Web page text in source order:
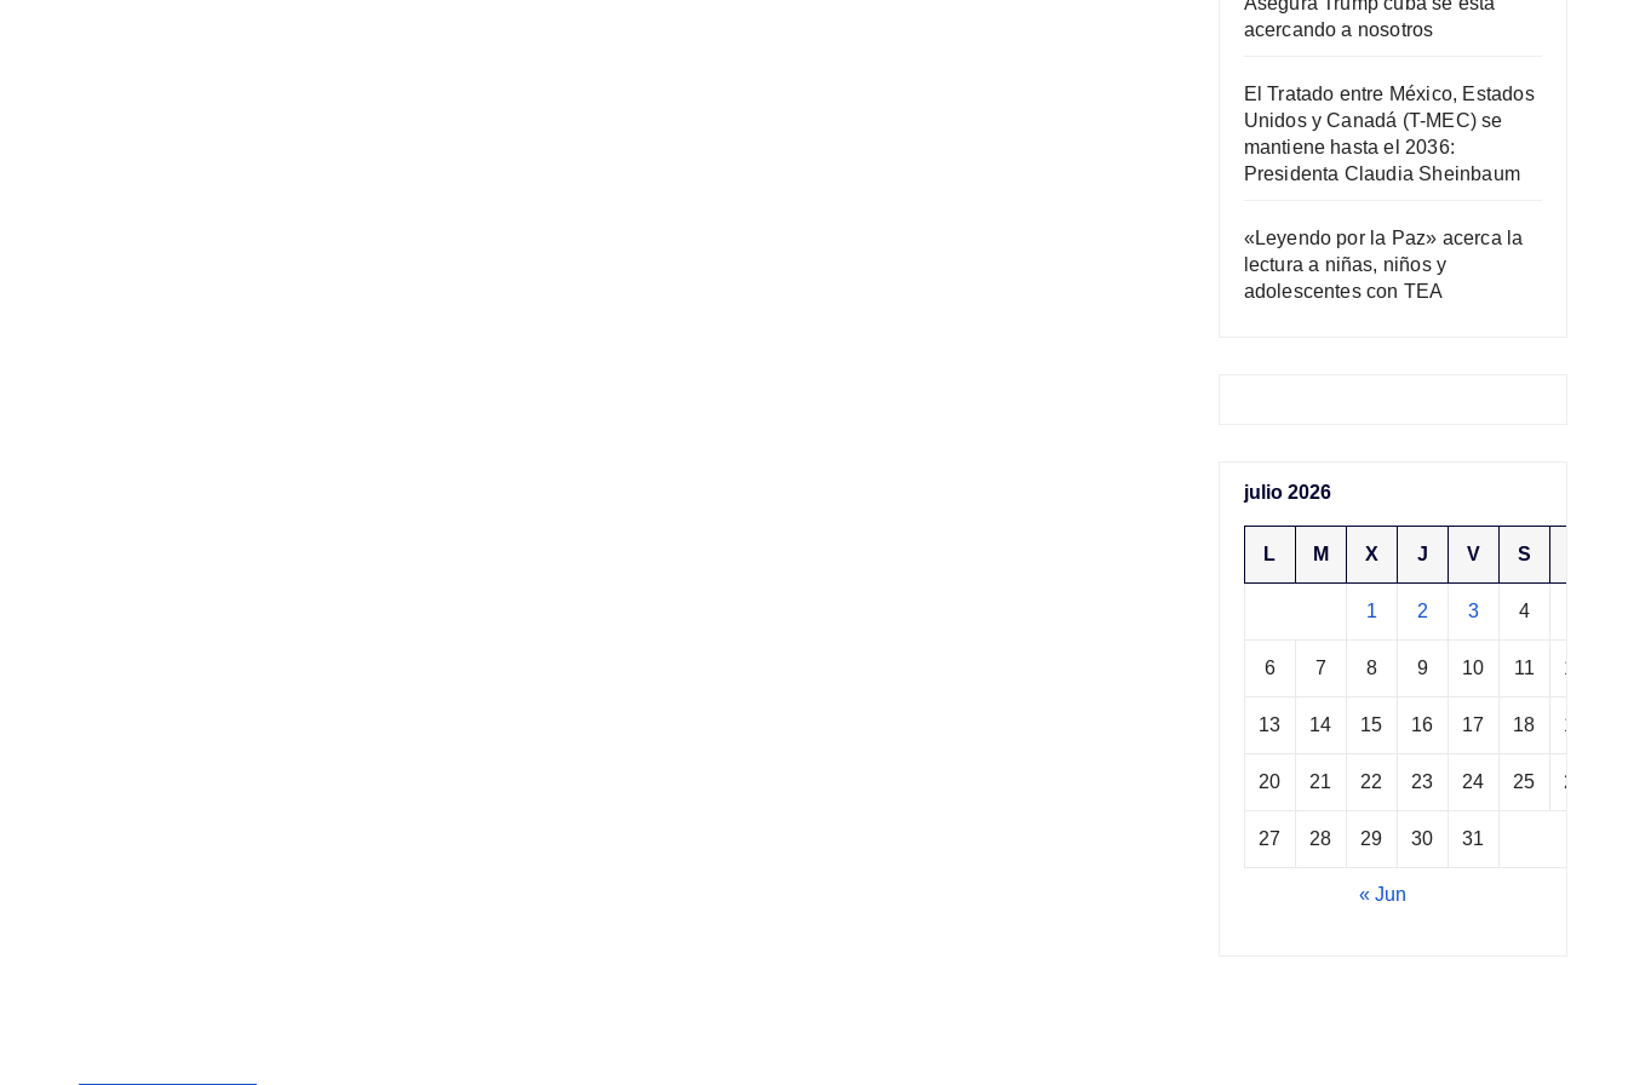
acercando a nosotros
El Tratado entre México, Estados
Unidos y Canadá (T-MEC) se
mantiene hasta el 2036:
Presidenta Claudia Sheinbaum
«Leyendo por la Paz» acerca la
lectura a niñas, niños y
adolescentes con TEA
julio 2026
L M X J V S
1 2 3 4
6 7 8 9 10 11 12
13 14 15 16 17 18 19
20 21 22 23 24 25 26
27 28 29 30 31
« Jun